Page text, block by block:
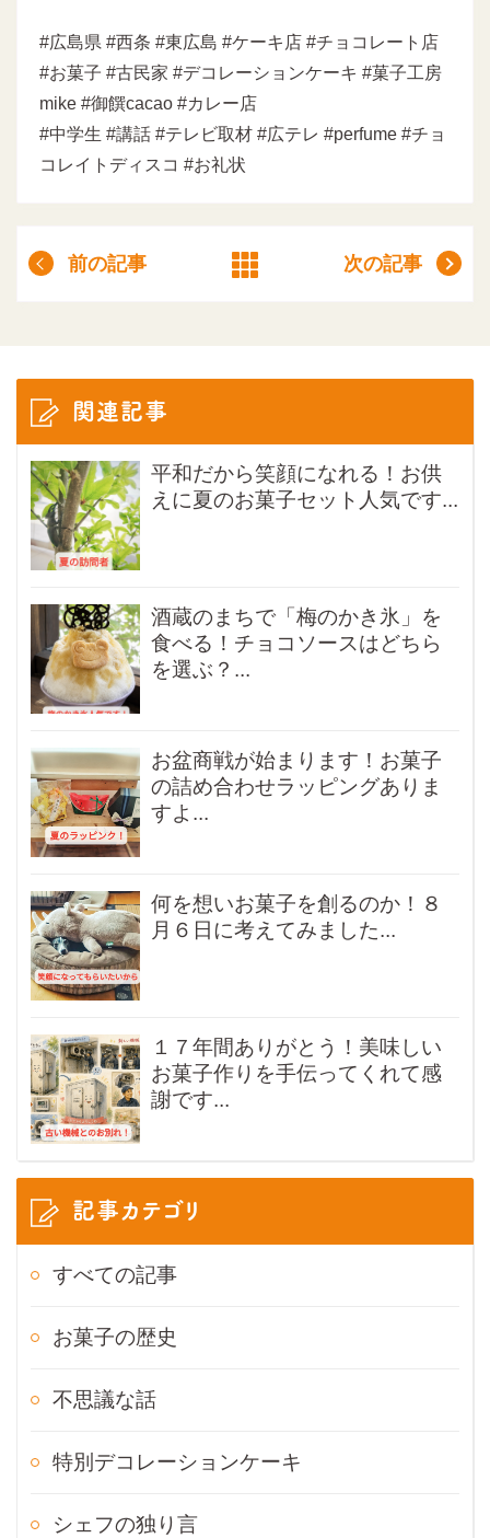
#広島県 #西条 #東広島 #ケーキ店 #チョコレート店
#お菓子 #古民家 #デコレーションケーキ #菓子工房
mike #御饌cacao #カレー店
#中学生 #講話 #テレビ取材 #広テレ #perfume #チョ
コレイトディスコ #お礼状
前の記事 次の記事
関連記事
平和だから笑顔になれる！お供
えに夏のお菓子セット人気です...
酒蔵のまちで「梅のかき氷」を
食べる！チョコソースはどちら
を選ぶ？...
お盆商戦が始まります！お菓子
の詰め合わせラッピングありま
すよ...
何を想いお菓子を創るのか！８
月６日に考えてみました...
１７年間ありがとう！美味しい
お菓子作りを手伝ってくれて感
謝です...
記事カテゴリ
すべての記事
お菓子の歴史
不思議な話
特別デコレーションケーキ
シェフの独り言